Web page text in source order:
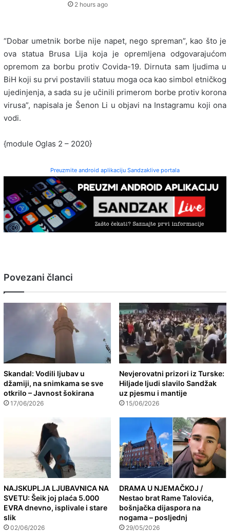
2 hours ago
“Dobar umetnik borbe nije napet, nego spreman”, kao što je
ova statua Brusa Lija koja je opremljena odgovarajućom
opremom za borbu protiv Covida-19. Dirnuta sam ljudima u
BiH koji su prvi postavili statuu moga oca kao simbol etničkog
ujedinjenja, a sada su je učinili primerom borbe protiv korona
virusa”, napisala je Šenon Li u objavi na Instagramu koji ona
vodi.
{module Oglas 2 – 2020}
Preuzmite android aplikaciju Sandzaklive portala
Povezani članci
Skandal: Vodili ljubav u
džamiji, na snimkama se sve
otkrilo – Javnost šokirana
17/06/2026
Nevjerovatni prizori iz Turske:
Hiljade ljudi slavilo Sandžak
uz pjesmu i mantije
15/06/2026
NAJSKUPLJA LJUBAVNICA NA
SVETU: Šeik joj plaća 5.000
EVRA dnevno, isplivale i stare
slik
02/06/2026
DRAMA U NJEMAČKOJ /
Nestao brat Rame Talovića,
bošnjačka dijaspora na
nogama – posljednj
29/05/2026